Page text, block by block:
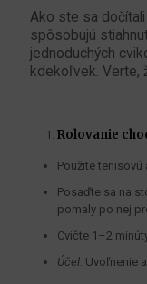
Ako ste sa
spôsobujú
jednoduchých
kdekoľvek. Verte,
Rolovanie
Použite
Posaďte sa na
pomaly po nej
Cvičte 1–2
Účel: Uvoľnenie